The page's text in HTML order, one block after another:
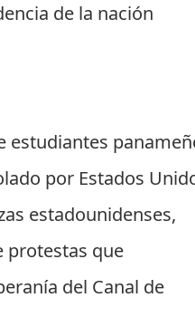
de la nación
estudiantes
por Estados
estadounidenses,
protestas que
del Canal de